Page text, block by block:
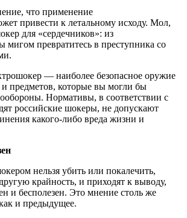
что применение
привести к летальному исходу. Мол,
для «сердечников»: из
мигом превратитесь в преступника со
— наиболее безопасное оружие
и предметов, которые вы могли бы
Нормативы, в соответствии с
российские шокеры, не допускают
какого-либо вреда жизни и
нельзя убить или покалечить,
крайность, и приходят к выводу,
и бесполезен. Это мнение столь же
и предыдущее.